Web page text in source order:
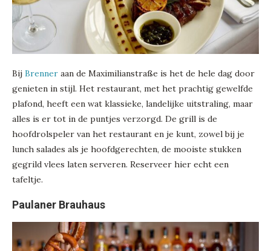
Bij Brenner aan de Maximilianstraße is het de hele dag door
genieten in stijl. Het restaurant, met het prachtig gewelfde
plafond, heeft een wat klassieke, landelijke uitstraling, maar
alles is er tot in de puntjes verzorgd. De grill is de
hoofdrolspeler van het restaurant en je kunt, zowel bij je
lunch salades als je hoofdgerechten, de mooiste stukken
gegrild vlees laten serveren. Reserveer hier echt een
tafeltje.
Paulaner Brauhaus